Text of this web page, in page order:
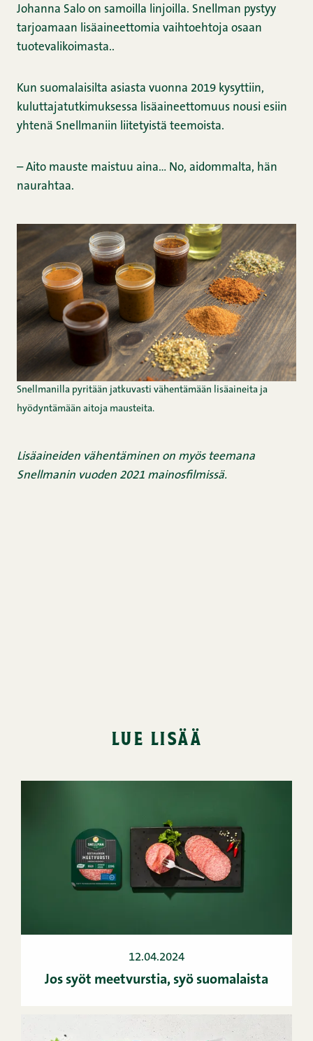
Johanna Salo on samoilla linjoilla. Snellman pystyy
tarjoamaan lisäaineettomia vaihtoehtoja osaan
tuotevalikoimasta..
Kun suomalaisilta asiasta vuonna 2019 kysyttiin,
kuluttajatutkimuksessa lisäaineettomuus nousi esiin
yhtenä Snellmaniin liitetyistä teemoista.
– Aito mauste maistuu aina… No, aidommalta, hän
naurahtaa.
Snellmanilla pyritään jatkuvasti vähentämään lisäaineita ja
hyödyntämään aitoja mausteita.
Lisäaineiden vähentäminen on myös teemana
Snellmanin vuoden 2021 mainosfilmissä.
lue lisää
12.04.2024
Jos syöt meetvurstia, syö suomalaista